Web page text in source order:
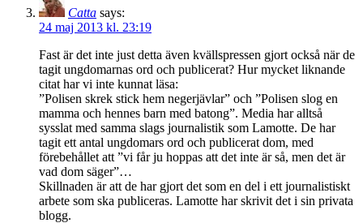
Catta says:
24 maj 2013 kl. 23:19
Fast är det inte just detta även kvällspressen gjort också när de
tagit ungdomarnas ord och publicerat? Hur mycket liknande
citat har vi inte kunnat läsa:
”Polisen skrek stick hem negerjävlar” och ”Polisen slog en
mamma och hennes barn med batong”. Media har alltså
sysslat med samma slags journalistik som Lamotte. De har
tagit ett antal ungdomars ord och publicerat dom, med
förebehållet att ”vi får ju hoppas att det inte är så, men det är
vad dom säger”…
Skillnaden är att de har gjort det som en del i ett journalistiskt
arbete som ska publiceras. Lamotte har skrivit det i sin privata
blogg.